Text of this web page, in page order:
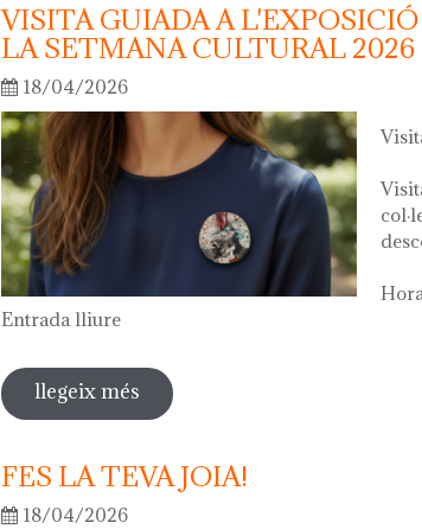
VISITA GUIADA A
LA SETMANA CULTURAL 2026
18/04/2026
Entrada lliure
llegeix més sobre visita guiada a
2026
FES LA TEVA JOIA!
18/04/2026